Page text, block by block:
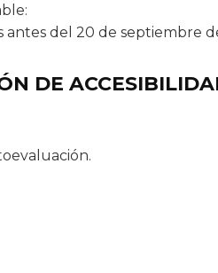
del 20 de septiembre
DE